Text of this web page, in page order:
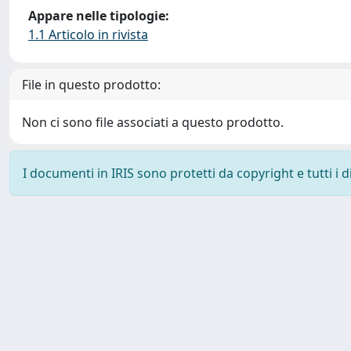
Appare nelle tipologie:
1.1 Articolo in rivista
File in questo prodotto:
Non ci sono file associati a questo prodotto.
I documenti in IRIS sono protetti da copyright e tutti i